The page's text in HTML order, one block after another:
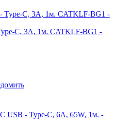
C, 3A, 1м. CATKLF-BG1 -